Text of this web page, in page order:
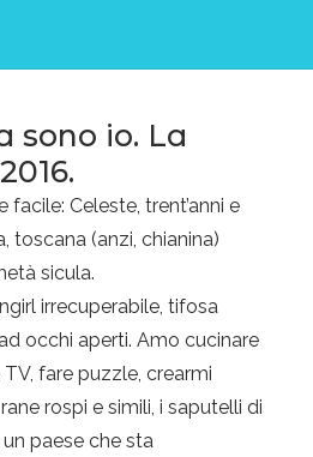
sono io. La
Celeste, trent’anni e
toscana (anzi, chianina)
sicula.
irrecuperabile, tifosa
occhi aperti. Amo cucinare
fare puzzle, crearmi
rospi e simili, i saputelli di
paese che sta